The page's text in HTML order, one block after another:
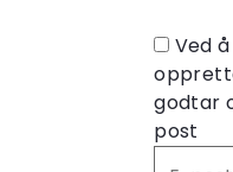
Ved
godtar
post